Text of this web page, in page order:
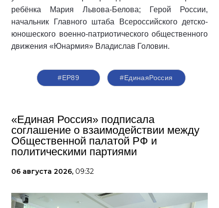
ребёнка Мария Львова-Белова; Герой России,
начальник Главного штаба Всероссийского детско-
юношеского военно-патриотического общественного
движения «Юнармия» Владислав Головин.
#ЕР89 #‎ЕдинаяРоссия
«Единая Россия» подписала
соглашение о взаимодействии между
Общественной палатой РФ и
политическими партиями
06 августа 2026, 09:32